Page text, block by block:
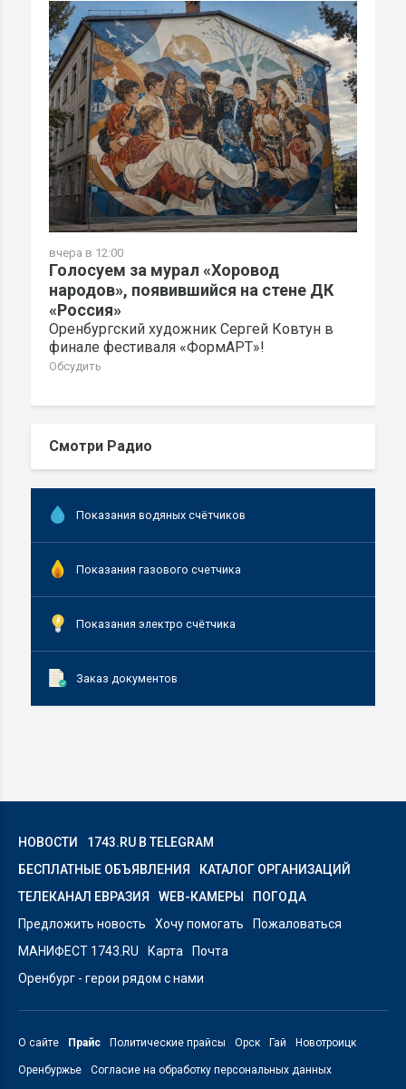
вчера в 12:00
Голосуем за мурал «Хоровод
народов», появившийся на стене ДК
«Россия»
Оренбургский художник Сергей Ковтун в
финале фестиваля «ФормАРТ»!
Обсудить
Смотри Радио
Показания водяных счётчиков
Показания газового счетчика
Показания электро счётчика
Заказ документов
НОВОСТИ
1743.RU В TELEGRAM
БЕСПЛАТНЫЕ ОБЪЯВЛЕНИЯ
КАТАЛОГ ОРГАНИЗАЦИЙ
ТЕЛЕКАНАЛ ЕВРАЗИЯ
WEB-КАМЕРЫ
ПОГОДА
Предложить новость
Хочу помогать
Пожаловаться
МАНИФЕСТ 1743.RU
Карта
Почта
Оренбург - герои рядом с нами
О сайте Прайс Политические прайсы Орск Гай Новотроицк
Оренбуржье Согласие на обработку персональных данных